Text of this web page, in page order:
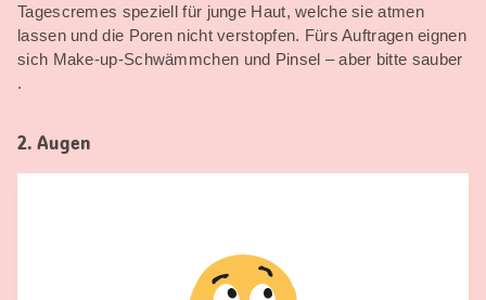
Tagescremes speziell für junge Haut, welche sie atmen
lassen und die Poren nicht verstopfen. Fürs Auftragen eignen
sich Make-up-Schwämmchen und Pinsel – aber bitte sauber
.
2. Augen